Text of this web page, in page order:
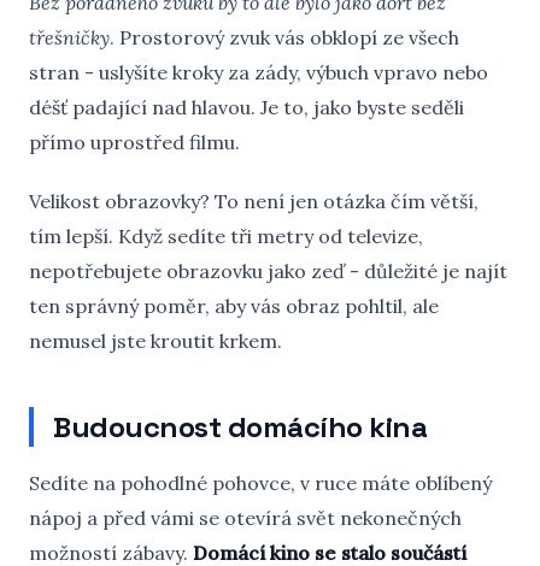
třešničky. Prostorový zvuk vás obklopí ze všech
stran - uslyšíte kroky za zády, výbuch vpravo nebo
déšť padající nad hlavou. Je to, jako byste seděli
přímo uprostřed filmu.
Velikost obrazovky? To není jen otázka čím větší,
tím lepší. Když sedíte tři metry od televize,
nepotřebujete obrazovku jako zeď - důležité je najít
ten správný poměr, aby vás obraz pohltil, ale
nemusel jste kroutit krkem.
Budoucnost domácího kina
Sedíte na pohodlné pohovce, v ruce máte oblíbený
nápoj a před vámi se otevírá svět nekonečných
možností zábavy. Domácí kino se stalo součástí